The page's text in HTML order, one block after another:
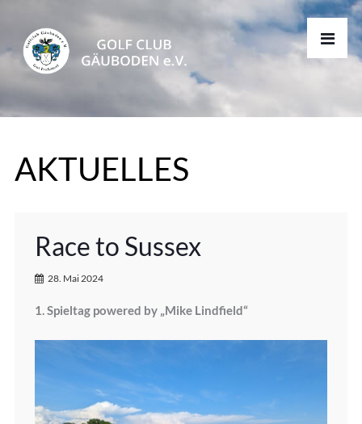
AKTUELLES
Race to Sussex
28. Mai 2024
1. Spieltag powered by „Mike Lindfield“